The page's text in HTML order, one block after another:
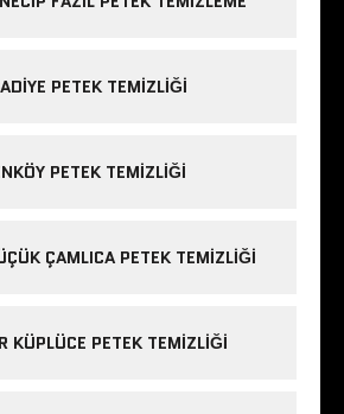
PETEK TEMIZLIĞI
PETEK TEMIZLIĞI
ÇAMLICA PETEK TEMIZLIĞI
KÜPLÜCE PETEK TEMIZLIĞI